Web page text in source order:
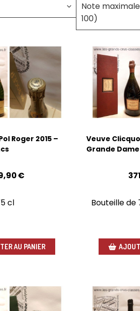
Note
100)
Roger 2015 –
€
cl
AU PANIER
Veuve
Grande Dame
Bouteille de